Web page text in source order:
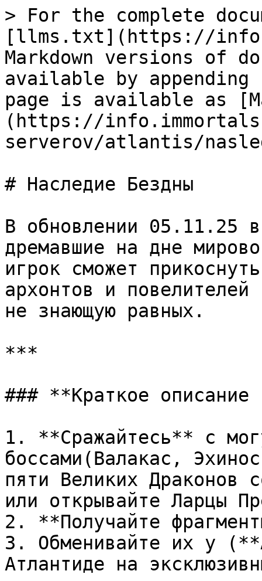
> For the complete
[llms.txt](https://
Markdown versions of
available by
page is available as
(https://
serverov/atlantis/
# Наследие Бездны
В обновлении 05.11.25
дремавшие на дне
игрок сможет
архонтов и
не знающую равных.
***
### **Краткое описание
1. **Сражайтесь** с
боссами(Валакас,
пяти Великих Драконов
или открывайте Ларцы
2. **Получайте
3. Обменивайте их у
Атлантиде на